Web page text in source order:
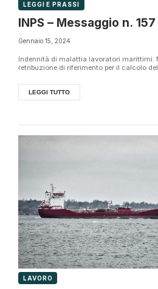
LEGGI E PRASSI
INPS – Messaggio n.
Gennaio 15, 2024
Indennità di malattia lavoratori marittimi.
retribuzione di riferimento per il calcolo
LEGGI TUTTO
LAVORO